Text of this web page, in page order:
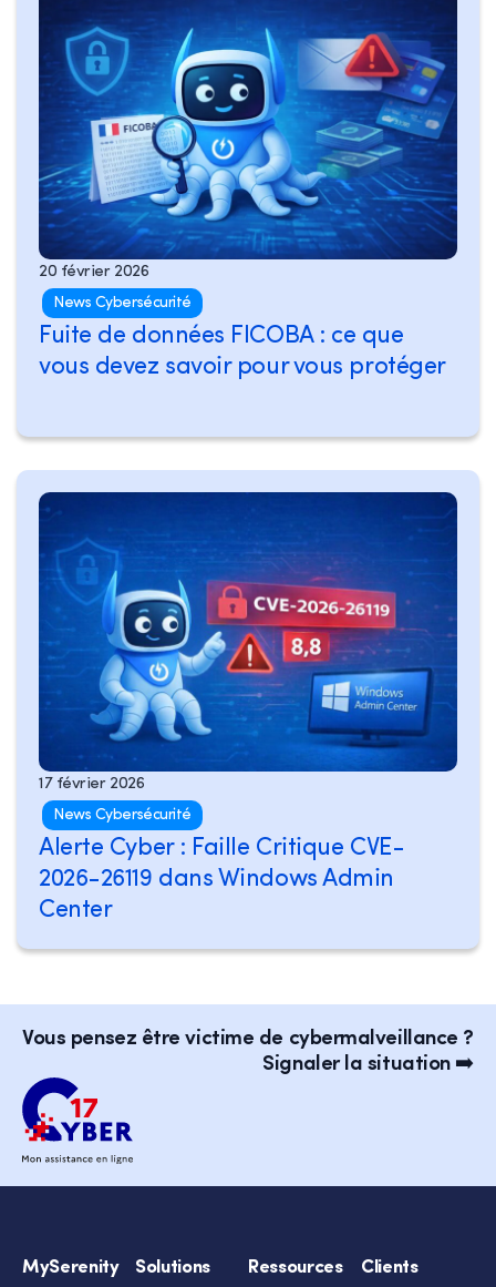
20 février 2026
News Cybersécurité
Fuite de données FICOBA : ce que
vous devez savoir pour vous protéger
17 février 2026
News Cybersécurité
Alerte Cyber : Faille Critique CVE-
2026-26119 dans Windows Admin
Center
Vous pensez être victime de cybermalveillance ?
Signaler la situation ➡️
MySerenity Solutions Ressources Clients